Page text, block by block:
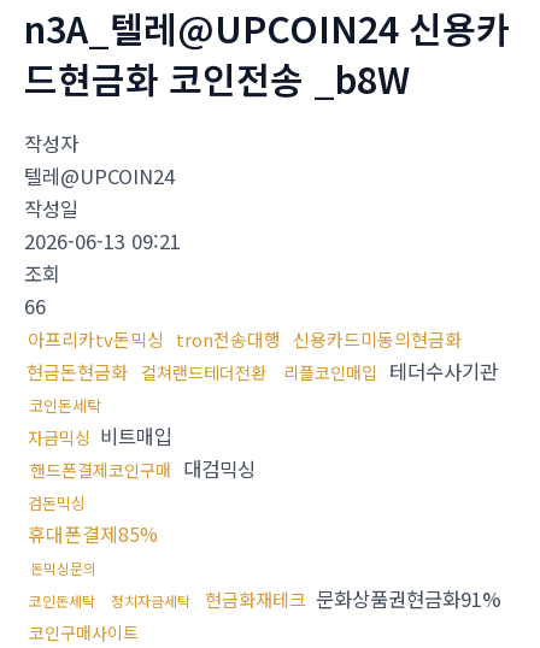
n3A_텔레@UPCOIN24 신용카
드현금화 코인전송 _b8W
작성자
텔레@UPCOIN24
작성일
2026-06-13 09:21
조회
66
아프리카tv돈믹싱 tron전송대행
신용카드미동의현금화
현금돈현금화 컬쳐랜드테더전환 리플코인매입 테더수사기관
코인돈세탁
자금믹싱 비트매입
핸드폰결제코인구매 대검믹싱
검돈믹싱
휴대폰결제85%
돈믹싱문의
코인돈세탁
정치자금세탁 현금화재테크 문화상품권현금화91%
코인구매사이트